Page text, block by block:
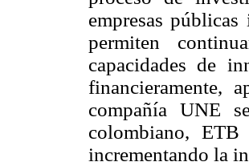
empresas
permiten
capacidades de
financieramente,
compañía UNE
colombiano,
incrementando la